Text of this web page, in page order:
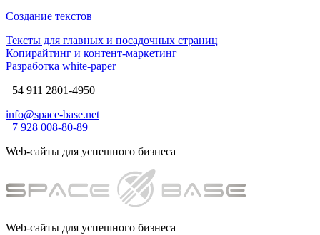
Создание текстов
Тексты для главных и посадочных страниц
Копирайтинг и контент-маркетинг
Разработка white-paper
+54 911 2801-4950
info@space-base.net
+7 928 008-80-89
Web-сайты для успешного бизнеса
Web-сайты для успешного бизнеса